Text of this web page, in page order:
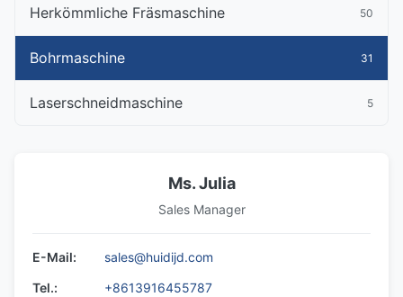
Herkömmliche Fräsmaschine 50
Bohrmaschine 31
Laserschneidmaschine 5
Ms. Julia
Sales Manager
E-Mail:
sales@huidijd.com
Tel.:
+8613916455787